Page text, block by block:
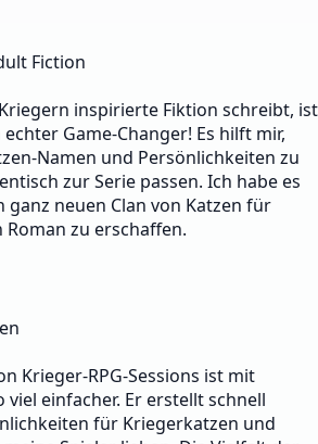
Fiction
inspirierte Fiktion schreibt, ist
Game-Changer! Es hilft mir,
Namen und Persönlichkeiten zu
zur Serie passen. Ich habe es
neuen Clan von Katzen für
zu erschaffen.
Krieger-RPG-Sessions ist mit
einfacher. Er erstellt schnell
für Kriegerkatzen und